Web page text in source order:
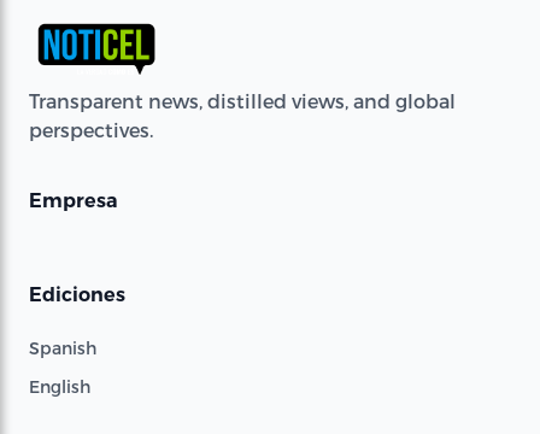
Transparent news, distilled views, and global
perspectives.
Empresa
Ediciones
Spanish
English